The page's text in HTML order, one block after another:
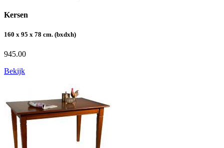
Kersen
160 x 95 x 78 cm. (bxdxh)
945.00
Bekijk